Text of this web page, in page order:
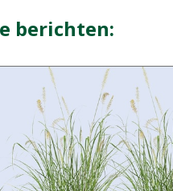
berichten: